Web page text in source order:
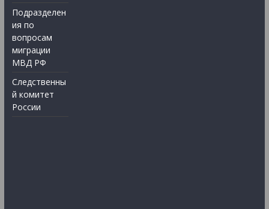
Подразделен
ия по
вопросам
миграции
МВД РФ
Следственны
й комитет
России